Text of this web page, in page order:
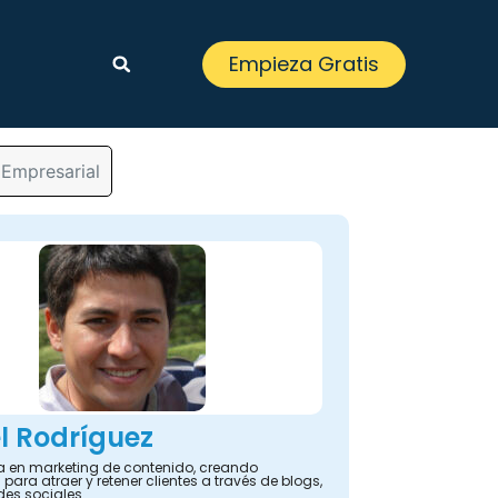
Empieza Gratis
Rodríguez
en marketing de contenido, creando
atraer y retener clientes a través de blogs,
sociales.